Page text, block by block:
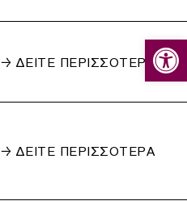
→ ΔΕΙΤΕ ΠΕΡΙΣΣΟΤΕΡΑ
→ ΔΕΙΤΕ ΠΕΡΙΣΣΟΤΕΡΑ